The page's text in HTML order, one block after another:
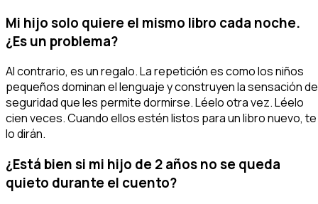
Mi hijo solo quiere el mismo libro cada noche.
¿Es un problema?
Al contrario, es un regalo. La repetición es como los niños
pequeños dominan el lenguaje y construyen la sensación de
seguridad que les permite dormirse. Léelo otra vez. Léelo
cien veces. Cuandoellosestén listos para un libro nuevo, te
lo dirán.
¿Está bien si mi hijo de 2 años no se queda
quieto durante el cuento?